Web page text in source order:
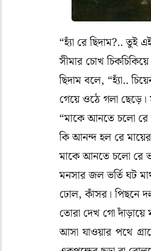
“হ্যাঁ রে ছিদাম?.. তুই
সীমার চোখ
ছিদাম বলে, “হ্যাঁ..
গেয়ে ওঠে গলা ছেড়ে।
“মাকে আনতে চলো রে
কি আনন্দ হল রে
মাকে আনতে চলো রে
মনসার জল ভর্তি ঘট
ঢোল, কাঁসর। পিছনে
তোরা দেখ গো দাঁড়ায়ে
আসা যাওয়ার পথে